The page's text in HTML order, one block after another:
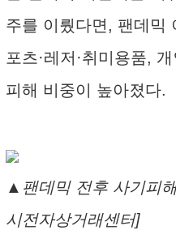
주를 이뤘다면, 팬데믹
포츠·레저·취미용품,
피해 비중이 높아졌다.
▲팬데믹 전후 사기피
시전자상거래센터]